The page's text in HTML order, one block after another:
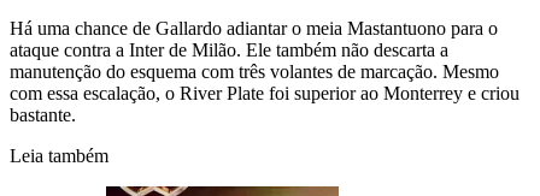
Há uma chance de Gallardo adiantar o meia Mastantuono para o
ataque contra a Inter de Milão. Ele também não descarta a
manutenção do esquema com três volantes de marcação. Mesmo
com essa escalação, o River Plate foi superior ao Monterrey e criou
bastante.
Leia também